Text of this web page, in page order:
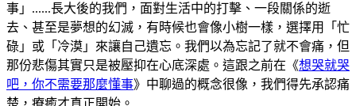
事」......長大後的我們，面對生活中的打擊、一段關係的逝
去、甚至是夢想的幻滅，有時候也會像小樹一樣，選擇用「忙
碌」或「冷漠」來讓自己遺忘。我們以為忘記了就不會痛，但
那份悲傷其實只是被壓抑在心底深處。這跟之前在《想哭就哭
吧，你不需要那麼懂事》中聊過的概念很像，我們得先承認痛
楚，療癒才真正開始。